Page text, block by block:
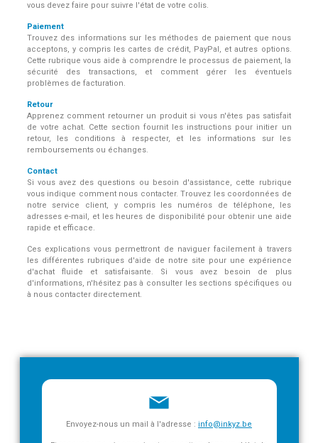
vous devez faire pour suivre l'état de votre colis.
Paiement
Trouvez des informations sur les méthodes de paiement que nous
acceptons, y compris les cartes de crédit, PayPal, et autres options.
Cette rubrique vous aide à comprendre le processus de paiement, la
sécurité des transactions, et comment gérer les éventuels
problèmes de facturation.
Retour
Apprenez comment retourner un produit si vous n'êtes pas satisfait
de votre achat. Cette section fournit les instructions pour initier un
retour, les conditions à respecter, et les informations sur les
remboursements ou échanges.
Contact
Si vous avez des questions ou besoin d'assistance, cette rubrique
vous indique comment nous contacter. Trouvez les coordonnées de
notre service client, y compris les numéros de téléphone, les
adresses e-mail, et les heures de disponibilité pour obtenir une aide
rapide et efficace.
Ces explications vous permettront de naviguer facilement à travers
les différentes rubriques d'aide de notre site pour une expérience
d'achat fluide et satisfaisante. Si vous avez besoin de plus
d'informations, n'hésitez pas à consulter les sections spécifiques ou
à nous contacter directement.
Envoyez-nous un mail à l'adresse : info@inkyz.be